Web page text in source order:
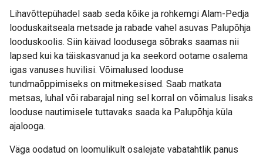
Lihavõttepühadel saab seda kõike ja rohkemgi Alam-Pedja
looduskaitseala metsade ja rabade vahel asuvas Palupõhja
looduskoolis. Siin käivad loodusega sõbraks saamas nii
lapsed kui ka täiskasvanud ja ka seekord ootame osalema
igas vanuses huvilisi. Võimalused looduse
tundmaõppimiseks on mitmekesised. Saab matkata
metsas, luhal või rabarajal ning sel korral on võimalus lisaks
looduse nautimisele tuttavaks saada ka Palupõhja küla
ajalooga.
Väga oodatud on loomulikult osalejate vabatahtlik panus